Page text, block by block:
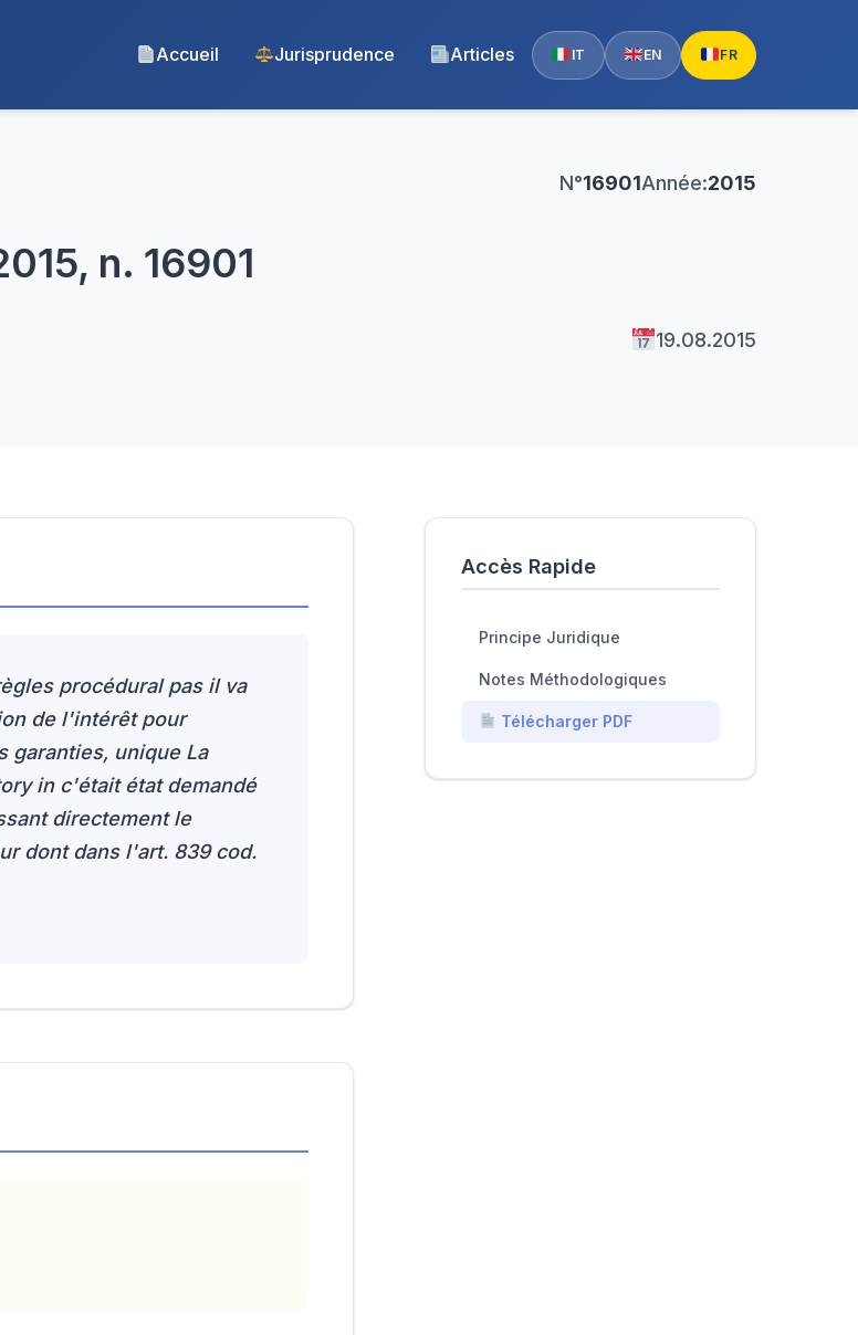
Accueil Jurisprudence Articles IT EN FR
N°16901Année:2015
n. 16901
19.08.2015
procédural pas il va
de l'intérêt pour
garanties, unique La
in c'était état demandé
directement le
dont dans l'art. 839 cod.
Accès Rapide
Principe Juridique
Notes Méthodologiques
Télécharger PDF